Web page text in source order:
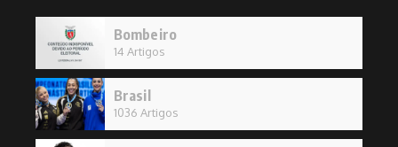
Bombeiro
14 Artigos
Brasil
1036 Artigos